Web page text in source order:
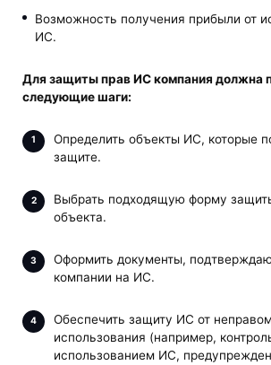
Возможность получения прибыли от
ИС.
Для защиты прав ИС компания должна
следующие шаги:
Определить объекты ИС, которые
защите.
Выбрать подходящую форму
объекта.
Оформить документы,
компании на ИС.
Обеспечить защиту ИС от
использования (например,
использованием ИС,